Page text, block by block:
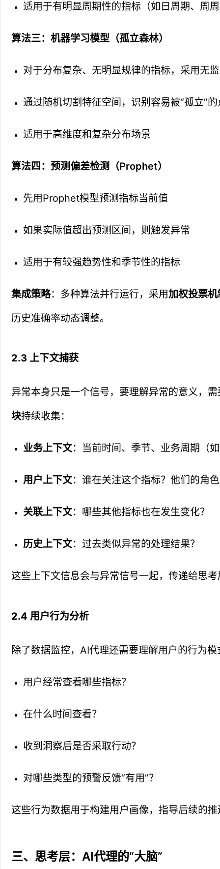
适用于有明显周期性的指标（如日周期、周
算法三：机器学习模型（孤立森林）
对于分布复杂、无明显规律的指标，采用无
通过随机切割特征空间，识别容易被“孤立”的
适用于高维度和复杂分布场景
算法四：预测偏差检测（Prophet）
先用Prophet模型预测指标当前值
如果实际值超出预测区间，则触发异常
适用于有较强趋势性和季节性的指标
集成策略：多种算法并行运行，采用加权投票机
历史准确率动态调整。
2.3 上下文捕获
异常本身只是一个信号，要理解异常的意义，
块持续收集：
业务上下文：当前时间、季节、业务周期（
用户上下文：谁在关注这个指标？他们的角
关联上下文：哪些其他指标也在发生变化？
历史上下文：过去类似异常的处理结果？
这些上下文信息会与异常信号一起，传递给思
2.4 用户行为分析
除了数据监控，AI代理还需要理解用户的行为模
用户经常查看哪些指标？
在什么时间查看？
收到洞察后是否采取行动？
对哪些类型的预警反馈“有用”？
这些行为数据用于构建用户画像，指导后续的
三、思考层：AI代理的“大脑”